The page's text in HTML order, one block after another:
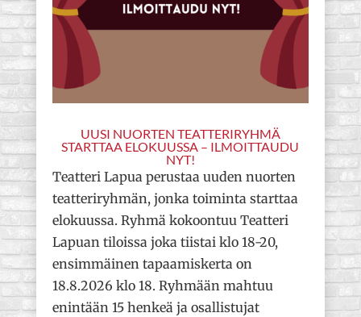
UUSI NUORTEN TEATTERIRYHMÄ
STARTTAA ELOKUUSSA – ILMOITTAUDU
NYT!
Teatteri Lapua perustaa uuden nuorten
teatteriryhmän, jonka toiminta starttaa
elokuussa. Ryhmä kokoontuu Teatteri
Lapuan tiloissa joka tiistai klo 18-20,
ensimmäinen tapaamiskerta on
18.8.2026 klo 18. Ryhmään mahtuu
enintään 15 henkeä ja osallistujat